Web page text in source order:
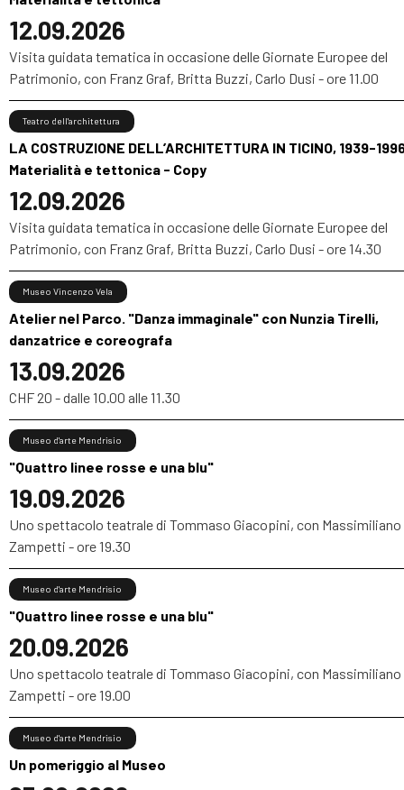
12.09.2026
Visita guidata tematica in occasione delle Giornate Europee del
Patrimonio, con Franz Graf, Britta Buzzi, Carlo Dusi - ore 11.00
LA COSTRUZIONE DELL’ARCHITETTURA IN TICINO, 1939-
Materialità e tettonica - Copy
12.09.2026
Teatro dell'architettura
Visita guidata tematica in occasione delle Giornate Europee del
Patrimonio, con Franz Graf, Britta Buzzi, Carlo Dusi - ore 14.30
Atelier nel Parco. "Danza immaginale" con Nunzia Tirelli,
danzatrice e coreografa
13.09.2026
Museo Vincenzo Vela
CHF 20 - dalle 10.00 alle 11.30
"Quattro linee rosse e una blu"
19.09.2026
Museo d'arte Mendrisio
Uno spettacolo teatrale di Tommaso Giacopini, con Massimiliano
Zampetti - ore 19.30
"Quattro linee rosse e una blu"
20.09.2026
Museo d'arte Mendrisio
Uno spettacolo teatrale di Tommaso Giacopini, con Massimiliano
Zampetti - ore 19.00
Un pomeriggio al Museo
Museo d'arte Mendrisio